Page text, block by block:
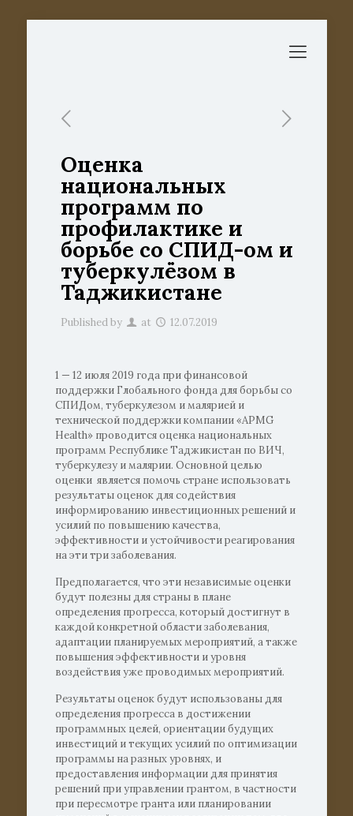
Оценка
национальных
программ по
профилактике и
борьбе со СПИД-ом и
туберкулёзом в
Таджикистане
Published by at 12.07.2019
1 — 12 июля 2019 года при финансовой
поддержки Глобального фонда для борьбы со
СПИДом, туберкулезом и малярией и
технической поддержки компании «APMG
Health» проводится оценка национальных
программ Республике Таджикистан по ВИЧ,
туберкулезу и малярии. Основной целью
оценки является помочь стране использовать
результаты оценок для содействия
информированию инвестиционных решений и
усилий по повышению качества,
эффективности и устойчивости реагирования
на эти три заболевания.
Предполагается, что эти независимые оценки
будут полезны для страны в плане
определения прогресса, который достигнут в
каждой конкретной области заболевания,
адаптации планируемых мероприятий, а также
повышения эффективности и уровня
воздействия уже проводимых мероприятий.
Результаты оценок будут использованы для
определения прогресса в достижении
программных целей, ориентации будущих
инвестиций и текущих усилий по оптимизации
программы на разных уровнях, и
предоставления информации для принятия
решений при управлении грантом, в частности
при пересмотре гранта или планировании